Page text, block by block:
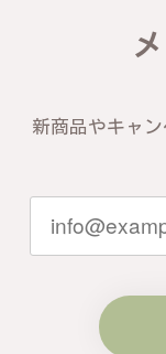
にご
信頼
とも
がけ
き続
す。
新商品やキャ